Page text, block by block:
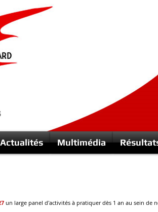
un large panel d'activités à pratiquer dès 1 an au sein de
Actualités Multimédia